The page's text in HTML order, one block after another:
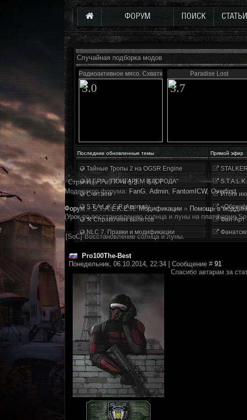
ФОРУМ ПОИСК СТАТЬИ
Случайная подборка модов
Радиоактивное мясо. Схватка
3.0
Paradise Lost
3.7
Последние обновленные темы Прямой эфир
Тайные Тропы 2 на OGSR Engine
И.Г.Р.А. "ПОИГАРЕМ В ГОРОДА"
Считаем
S.T.A.L.K.E.R. Anomaly
⚒ Справочник вылетов
NLC 7. Правки и модификации
Итоги
Фан-Арт
Страница7из7 « 1 2 … 5 6 7
Модератор форума: FanG, Аdmin, FantomICW, Overfirst
Форум » S.T.A.L.K.E.R. Модификации » Помощь в
(Урок по восстановлению солнца и луны на платформе
[SoC] Восстановление солнца и луны.
Pro100The-Best
Понедельник, 06.10.2014, 22:34 | Сообщение # 91
Спасибо автарам за